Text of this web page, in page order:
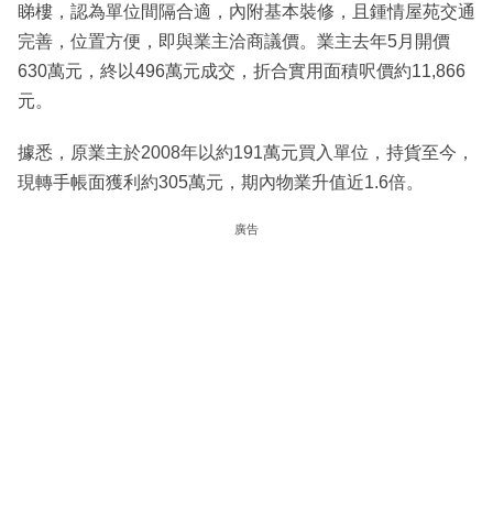
睇樓，認為單位間隔合適，內附基本裝修，且鍾情屋苑交通
完善，位置方便，即與業主洽商議價。業主去年5月開價
630萬元，終以496萬元成交，折合實用面積呎價約11,866
元。
據悉，原業主於2008年以約191萬元買入單位，持貨至今，
現轉手帳面獲利約305萬元，期內物業升值近1.6倍。
廣告